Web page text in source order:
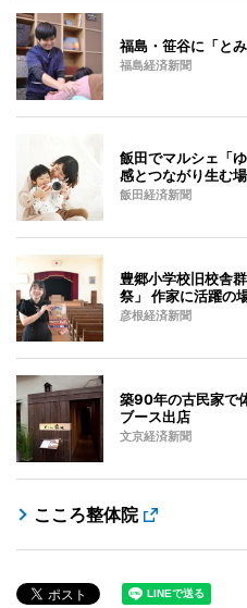
福島・笹谷に「と
福島経済新聞
飯田でマルシェ「
感とつながり生む
飯田経済新聞
豊郷小学校旧校舎
祭」 作家に活躍の
彦根経済新聞
築90年の古民家で
ブース出店
文京経済新聞
こころ整体院